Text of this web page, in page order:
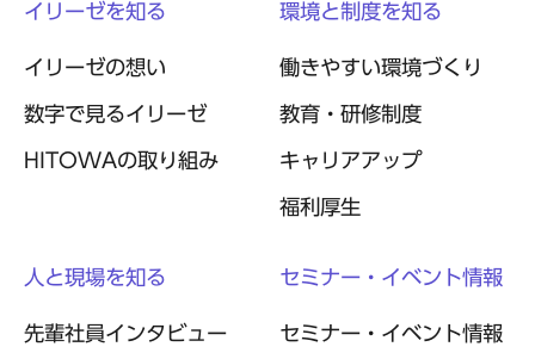
イリーゼを知る
イリーゼの想い
数字で見るイリーゼ
HITOWAの取り組み
環境と制度を知る
働きやすい環境づくり
教育・研修制度
キャリアアップ
福利厚生
人と現場を知る
先輩社員インタビュー
セミナー・イベント情報
セミナー・イベント情報